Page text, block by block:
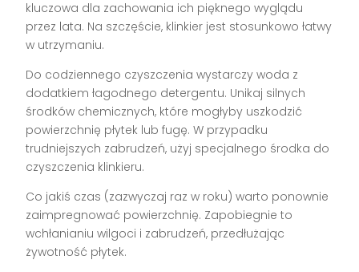
kluczowa dla zachowania ich pięknego wyglądu
przez lata. Na szczęście, klinkier jest stosunkowo łatwy
w utrzymaniu.
Do codziennego czyszczenia wystarczy woda z
dodatkiem łagodnego detergentu. Unikaj silnych
środków chemicznych, które mogłyby uszkodzić
powierzchnię płytek lub fugę. W przypadku
trudniejszych zabrudzeń, użyj specjalnego środka do
czyszczenia klinkieru.
Co jakiś czas (zazwyczaj raz w roku) warto ponownie
zaimpregnować powierzchnię. Zapobiegnie to
wchłanianiu wilgoci i zabrudzeń, przedłużając
żywotność płytek.